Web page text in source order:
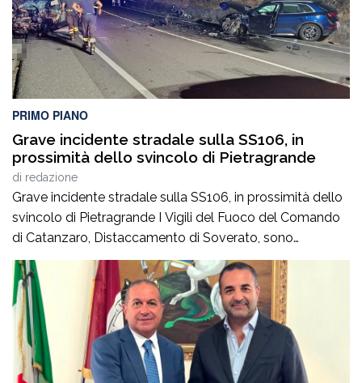
PRIMO PIANO
Grave incidente stradale sulla SS106, in
prossimità dello svincolo di Pietragrande
di redazione
Grave incidente stradale sulla SS106, in prossimità dello
svincolo di Pietragrande I Vigili del Fuoco del Comando
di Catanzaro, Distaccamento di Soverato, sono
intervenuti sulla SS106, in prossimità dello svincolo per la
località Pietragrande, per un grave incidente stradale che
ha coinvolto una Fiat Panda, un’Audi e una
motocicletta.Nel sinistro ha perso la vita il […]